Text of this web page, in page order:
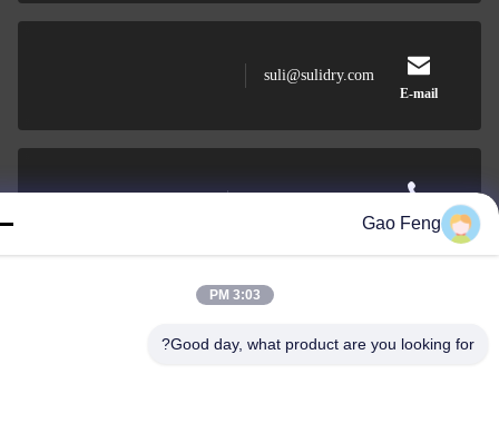
E-mail
suli@sulidry.com
الهاتف
Gao Feng
3:03 PM
Good day, what product are you looking